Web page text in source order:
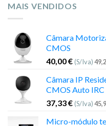
MAIS VENDIDOS
Câmara
CMOS
40,00€ (S/Iva)
Câmara IP
CMOS Auto IRC
37,33€ (S/Iva)
Micro-módulo